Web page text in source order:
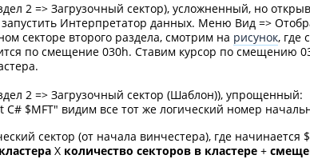
2 => Загрузочный сектор), усложненный, но
запустить Интерпретатор данных. Меню Вид =>
секторе второго раздела, смотрим на рисунок, где
по смещение 030h. Ставим курсор по смещению
2 => Загрузочный сектор (Шаблон)), упрощенный:
$MFT" видим все тот же логический номер
сектор (от начала винчестера), где начинается
Х количество секторов в кластере +